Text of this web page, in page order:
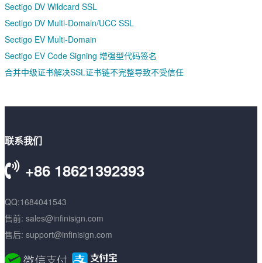
Sectigo DV Wildcard SSL
Sectigo DV Multi-Domain/UCC SSL
Sectigo EV Multi-Domain
Sectigo EV Code Signing 增强型代码签名
合并中级证书解决SSL证书链不完整导致不受信任
联系我们
+86 18621392393
QQ:1684041543
售前: sales@infinisign.com
售后: support@infinisign.com